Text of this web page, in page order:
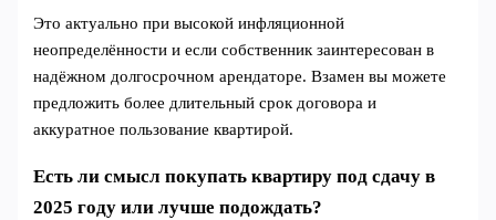
Это актуально при высокой инфляционной
неопределённости и если собственник заинтересован в
надёжном долгосрочном арендаторе. Взамен вы можете
предложить более длительный срок договора и
аккуратное пользование квартирой.
Есть ли смысл покупать квартиру под сдачу в
2025 году или лучше подождать?